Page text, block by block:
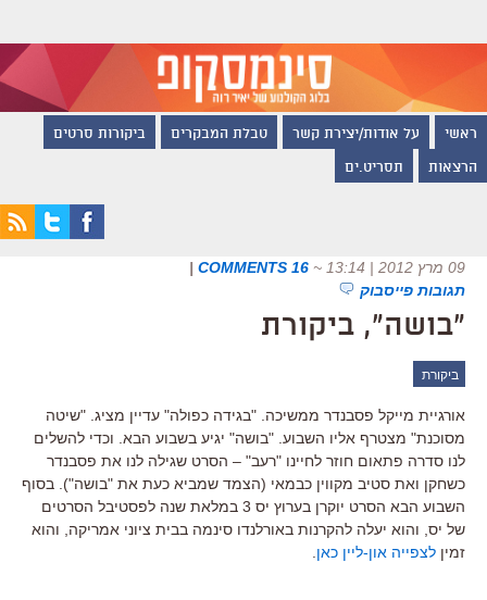
ראשי על אודות/יצירת קשר טבלת המבקרים ביקורות סרטים
הרצאות תסריט.ים
09 מרץ 2012 | 13:14 ~
16 COMMENTS
|
תגובות פייסבוק
"בושה", ביקורת
ביקורת
אורגיית מייקל פסבנדר ממשיכה. "בגידה כפולה" עדיין מציג. "שיטה
מסוכנת" מצטרף אליו השבוע. "בושה" יגיע בשבוע הבא. וכדי להשלים
לנו סדרה פתאום חוזר לחיינו "רעב" – הסרט שגילה לנו את פסבנדר
כשחקן ואת סטיב מקווין כבמאי (הצמד שמביא כעת את "בושה"). בסוף
השבוע הבא הסרט יוקרן בערוץ יס 3 במלאת שנה לפסטיבל הסרטים
של יס, והוא יעלה להקרנות באורלנדו סינמה בבית ציוני אמריקה, והוא
זמין לצפייה און-ליין כאן